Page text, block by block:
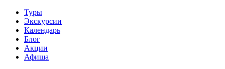
Туры
Экскурсии
Календарь
Блог
Акции
Афиша